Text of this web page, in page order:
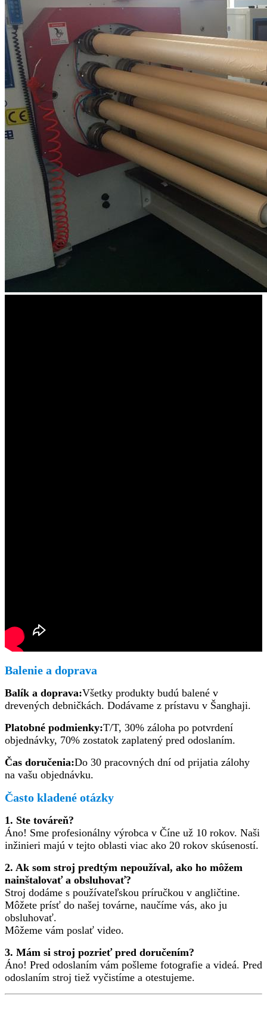
Balenie a doprava
Balík a doprava:Všetky produkty budú balené v
drevených debničkách. Dodávame z prístavu v Šanghaji.
Platobné podmienky:T/T, 30% záloha po potvrdení
objednávky, 70% zostatok zaplatený pred odoslaním.
Čas doručenia:Do 30 pracovných dní od prijatia zálohy
na vašu objednávku.
Často kladené otázky
1. Ste továreň?
Áno! Sme profesionálny výrobca v Číne už 10 rokov. Naši
inžinieri majú v tejto oblasti viac ako 20 rokov skúseností.
2. Ak som stroj predtým nepoužíval, ako ho môžem
nainštalovať a obsluhovať?
Stroj dodáme s používateľskou príručkou v angličtine.
Môžete prísť do našej továrne, naučíme vás, ako ju
obsluhovať.
Môžeme vám poslať video.
3. Mám si stroj pozrieť pred doručením?
Áno! Pred odoslaním vám pošleme fotografie a videá. Pred
odoslaním stroj tiež vyčistíme a otestujeme.